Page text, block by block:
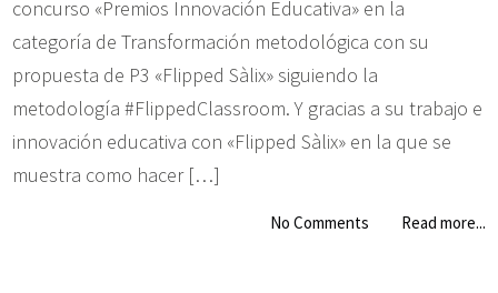
concurso «Premios Innovación Educativa» en la
categoría de Transformación metodológica con su
propuesta de P3 «Flipped Sàlix» siguiendo la
metodología #FlippedClassroom. Y gracias a su trabajo e
innovación educativa con «Flipped Sàlix» en la que se
muestra como hacer […]
No Comments Read more...